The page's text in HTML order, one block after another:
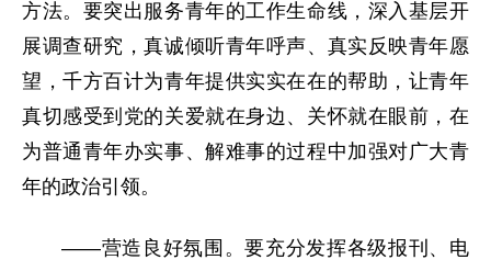
方法。要突出服务青年的工作生命线，深入基层开
展调查研究，真诚倾听青年呼声、真实反映青年愿
望，千方百计为青年提供实实在在的帮助，让青年
真切感受到党的关爱就在身边、关怀就在眼前，在
为普通青年办实事、解难事的过程中加强对广大青
年的政治引领。
——营造良好氛围。要充分发挥各级报刊、电